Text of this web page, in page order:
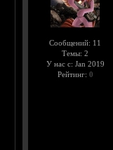
Сообщений: 11
Темы: 2
У нас с: Jan 2019
Рейтинг: 0